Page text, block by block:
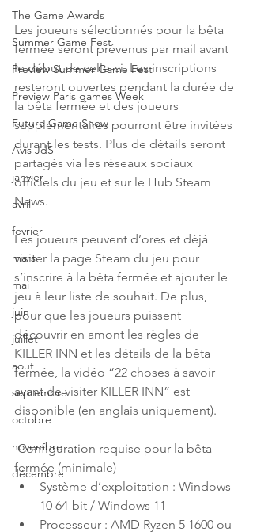
The Game Awards
Summer Game Fest
Preview Summer Game Fest
Preview Paris games Week
Future Game Show
Avis JdS
janvier
avril
fevrier
mars
mai
juin
juillet
aout
septembre
octobre
novembre
décembre
Les joueurs sélectionnés pour la bêta
fermée seront prévenus par mail avant
le début de celle-ci. Les inscriptions
resteront ouvertes pendant la durée de
la bêta fermée et des joueurs
supplémentaires pourront être invitées
durant les tests. Plus de détails seront
partagés via les réseaux sociaux
officiels du jeu et sur le Hub Steam
News.
Les joueurs peuvent d’ores et déjà
visiter la page Steam du jeu pour
s’inscrire à la bêta fermée et ajouter le
jeu à leur liste de souhait. De plus,
pour que les joueurs puissent
découvrir en amont les règles de
KILLER INN et les détails de la bêta
fermée, la vidéo “22 choses à savoir
avant de visiter KILLER INN” est
disponible (en anglais uniquement).
Configuration requise pour la bêta
fermée (minimale)
Système d’exploitation : Windows
10 64-bit / Windows 11
Processeur : AMD Ryzen 5 1600 ou